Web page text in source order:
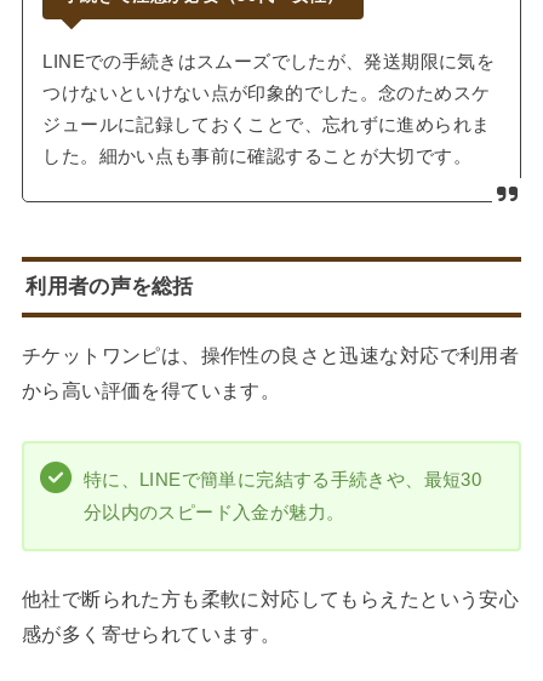
LINEでの手続きはスムーズでしたが、発送期限に気を
つけないといけない点が印象的でした。念のためスケ
ジュールに記録しておくことで、忘れずに進められま
した。細かい点も事前に確認することが大切です。
利用者の声を総括
チケットワンピは、操作性の良さと迅速な対応で利用者
から高い評価を得ています。
特に、LINEで簡単に完結する手続きや、最短30
分以内のスピード入金が魅力。
他社で断られた方も柔軟に対応してもらえたという安心
感が多く寄せられています。